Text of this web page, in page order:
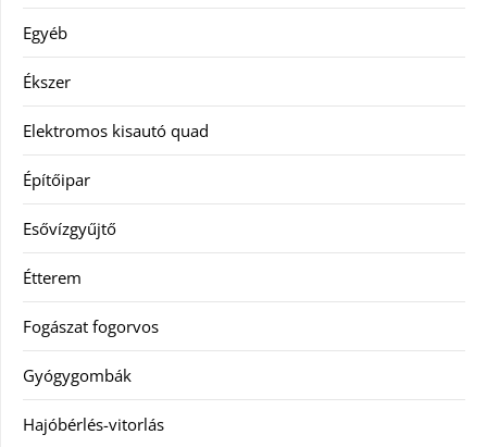
Egyéb
Ékszer
Elektromos kisautó quad
Építőipar
Esővízgyűjtő
Étterem
Fogászat fogorvos
Gyógygombák
Hajóbérlés-vitorlás